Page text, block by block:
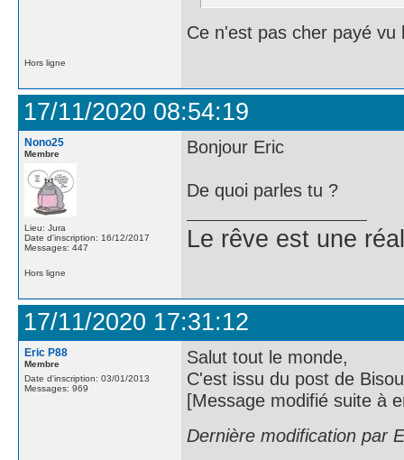
Ce n'est pas cher payé vu
Hors ligne
17/11/2020 08:54:19
Nono25
Membre
Lieu: Jura
Date d'inscription: 16/12/2017
Messages: 447
Bonjour Eric
De quoi parles tu ?
Le rêve est une
Hors ligne
17/11/2020 17:31:12
Eric P88
Membre
Date d'inscription: 03/01/2013
Messages: 969
Salut tout le monde,
C'est issu du post de
[Message modifié suite à
Dernière modification par